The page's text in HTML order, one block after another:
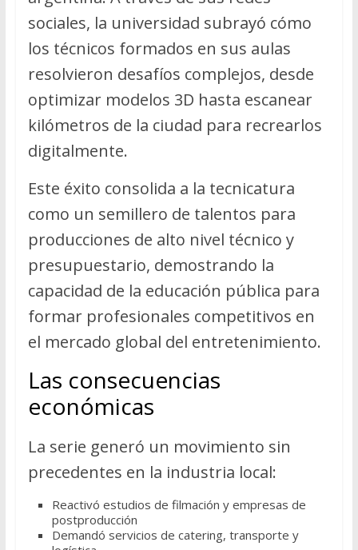
sociales, la universidad subrayó cómo
los técnicos formados en sus aulas
resolvieron desafíos complejos, desde
optimizar modelos 3D hasta escanear
kilómetros de la ciudad para recrearlos
digitalmente.
Este éxito consolida a la tecnicatura
como un semillero de talentos para
producciones de alto nivel técnico y
presupuestario, demostrando la
capacidad de la educación pública para
formar profesionales competitivos en
el mercado global del entretenimiento.
Las consecuencias
económicas
La serie generó un movimiento sin
precedentes en la industria local:
Reactivó estudios de filmación y empresas de
postproducción
Demandó servicios de catering, transporte y